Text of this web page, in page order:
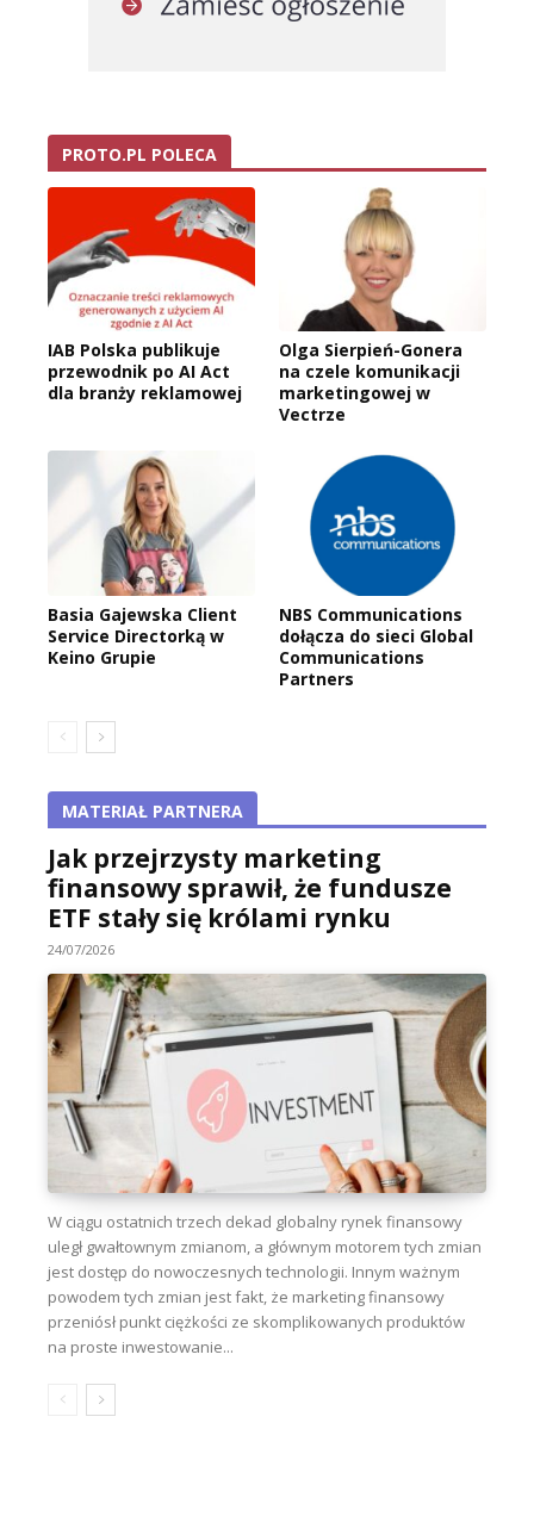
PROTO.PL POLECA
IAB Polska publikuje
przewodnik po AI Act
dla branży reklamowej
Olga Sierpień-Gonera
na czele komunikacji
marketingowej w
Vectrze
Basia Gajewska Client
Service Directorką w
Keino Grupie
NBS Communications
dołącza do sieci Global
Communications
Partners
MATERIAŁ PARTNERA
Jak przejrzysty marketing
finansowy sprawił, że fundusze
ETF stały się królami rynku
24/07/2026
W ciągu ostatnich trzech dekad globalny rynek finansowy
uległ gwałtownym zmianom, a głównym motorem tych zmian
jest dostęp do nowoczesnych technologii. Innym ważnym
powodem tych zmian jest fakt, że marketing finansowy
przeniósł punkt ciężkości ze skomplikowanych produktów
na proste inwestowanie...